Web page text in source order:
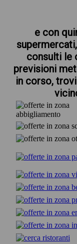
e con
consulti le
previsioni
in corso,